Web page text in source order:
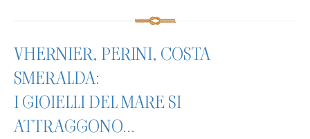
VHERNIER, PERINI, COSTA
SMERALDA:
I GIOIELLI DEL MARE SI
ATTRAGGONO...